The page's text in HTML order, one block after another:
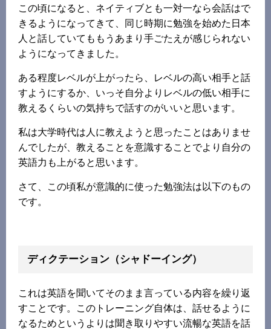
この頃になると、ネイティブとも一対一なら会話はで
きるようになってきて、同じ時期に勉強を始めた日本
人と話していてももうあまり手ごたえが感じられない
ようになってきました。
ある程度レベルが上がったら、レベルの高い相手と話
すようにするか、いっそ自分よりレベルの低い相手に
教えるくらいの気持ちで話すのがいいと思います。
私は大学時代は人に教えようと思ったことはありませ
んでしたが、教えることを意識することでより自分の
英語力も上がると思います。
さて、この頃私が意識的に使った勉強法は以下のもの
です。
ディクテーション（シャドーイング）
これは英語を聞いてそのまま言っている内容を繰り返
すことです。このトレーニング自体は、話せるように
なるためというよりは聞き取りやすい流暢な英語を話